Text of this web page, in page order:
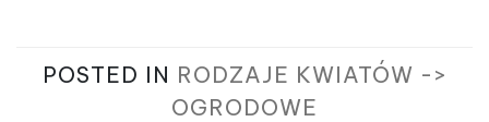
POSTED IN RODZAJE KWIATÓW ->
OGRODOWE